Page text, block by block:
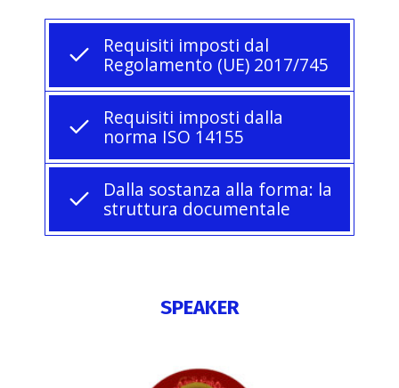
Requisiti imposti dal
Regolamento (UE) 2017/745
Requisiti imposti dalla
norma ISO 14155
Dalla sostanza alla forma: la
struttura documentale
SPEAKER